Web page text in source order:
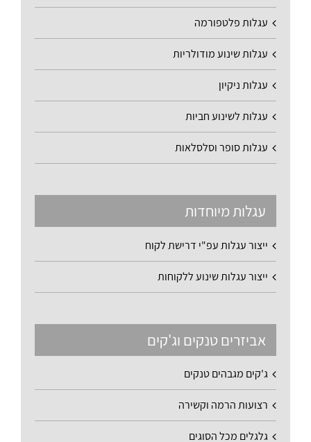
עגלות פלטפורמה
עגלות שינוע מודולריות
עגלות ניקיון
עגלות לשינוע חביות
עגלות סופר וסלסלאות
עגלות מיוחדות
ייצור עגלות עפ"י דרישת לקוח
ייצור עגלות שינוע ללקוחות
אביזרים טנקים וג'קים
ג'קים מגבהים טנקים
רצועות הרמה וקשירה
גלגלים מכל הסוגים